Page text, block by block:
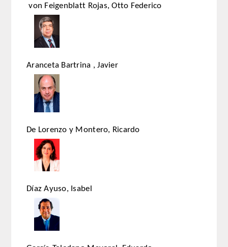
REGLAMENTO
ACADEMICOS
SECCIONES
CIENCIAS BASICAS MEDICAS
AFINES A LA ODONTOLOGIA
HUMANIDADES Y CIENCIAS
MEDICO-JURIDICAS
SALUD Y GESTION NUEVAS
TECNOLOGIAS SANITARIAS
ESTOMATOLOGIA MEDICO-
von Feigenblatt Rojas, Otto Federico
Aranceta Bartrina , Javier
De Lorenzo y Montero, Ricardo
Díaz Ayuso, Isabel